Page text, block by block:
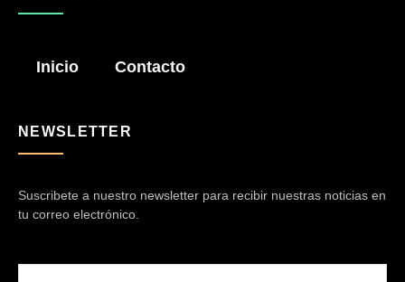
Inicio Contacto
NEWSLETTER
Suscribete a nuestro newsletter para recibir nuestras noticias en
tu correo electrónico.